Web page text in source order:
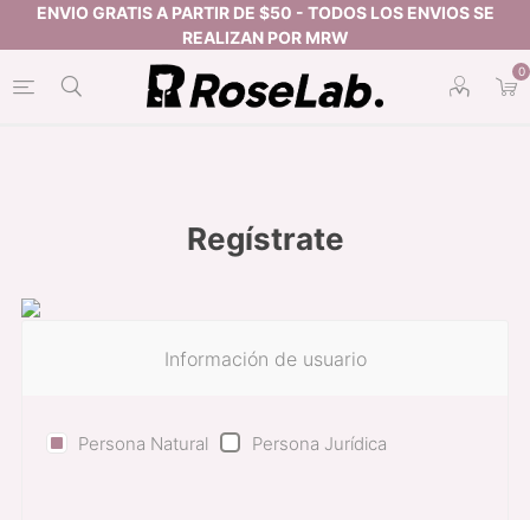
0
Regístrate
Información de usuario
Persona Natural Persona Jurídica